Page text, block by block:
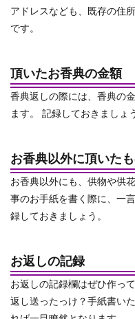
アドレスなども、既存の住
です。
頂いたお香典の金額
香典返しの際には、香典の
ます。
記録しておきましょ
お香典以外に頂いた
お香典以外にも、供物や供
事のお手紙を書く際に、一
録しておきましょう。
お返しの記録
お返しの記録欄はぜひ作っ
返し送ったっけ？手紙書い